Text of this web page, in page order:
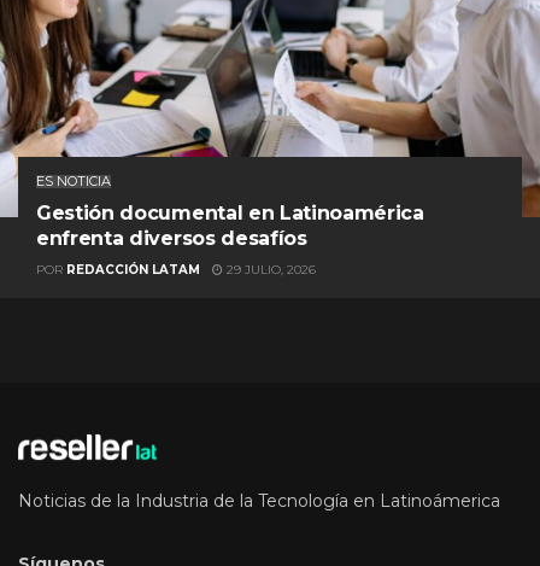
ES NOTICIA
Gestión documental en Latinoamérica
enfrenta diversos desafíos
POR REDACCIÓN LATAM 29 JULIO, 2026
Noticias de la Industria de la Tecnología en Latinoámerica